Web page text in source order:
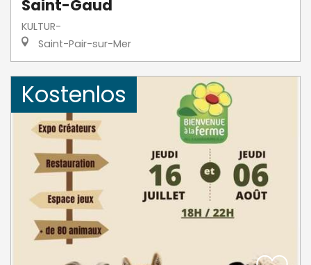
Saint-Gaud
KULTUR-
Saint-Pair-sur-Mer
Kostenlos